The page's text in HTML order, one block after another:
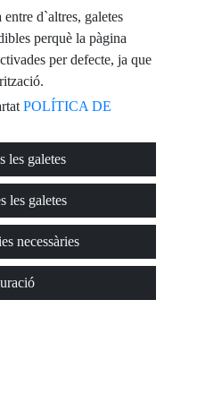
i política de privacitat
d`altres, galetes
perquè la pàgina
per defecte, ja que
POLÍTICA DE
les galetes
les galetes
necessàries